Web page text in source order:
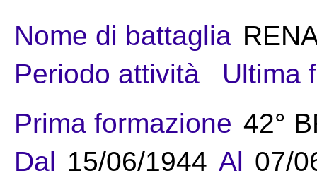
Nome di battaglia
Periodo attività
Ultima
Prima formazione 42°
Dal 15/06/1944 Al 07/